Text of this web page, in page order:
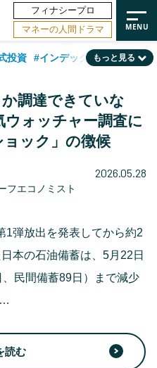
フィナシープロ
マネーの人間ドラマ
投資 #インデックスファンド
#30代 #40代
グ #金融用語解説 #海外事情
#米国株
もっと見る
調達できていな
ォッチャー調査に
ョック」の徴候
フエコノミスト
2026.05.28
1弾放出を発表してから約2
本の石油備蓄は、5月22日
民間備蓄89日）まで減少
…
読む